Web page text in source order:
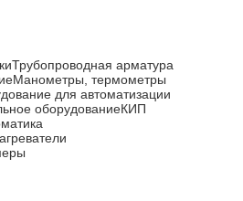
Трубопроводная арматура
Манометры, термометры
для автоматизации
оборудованиеКИП